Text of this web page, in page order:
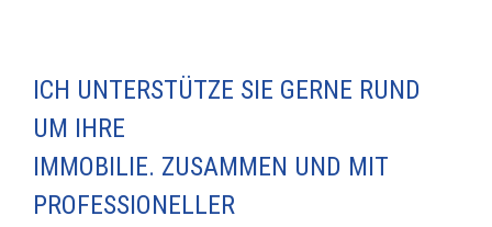
ICH UNTERSTÜTZE SIE GERNE RUND
UM IHRE
IMMOBILIE. ZUSAMMEN UND MIT
PROFESSIONELLER